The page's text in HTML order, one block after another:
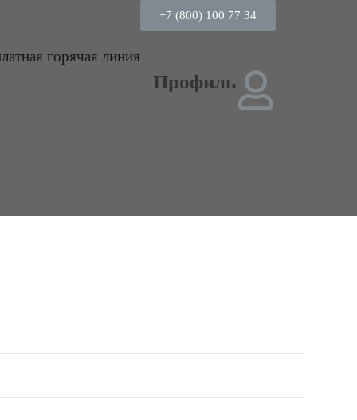
+7 (800) 100 77 34
горячая линия
Профиль